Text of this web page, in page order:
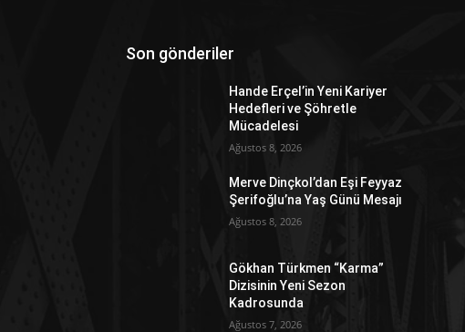
Son gönderiler
Hande Erçel’in Yeni Kariyer
Hedefleri ve Şöhretle
Mücadelesi
Ağustos 8, 2026
Merve Dinçkol’dan Eşi Feyyaz
Şerifoğlu’na Yaş Günü Mesajı
Ağustos 8, 2026
Gökhan Türkmen “Karma”
Dizisinin Yeni Sezon
Kadrosunda
Ağustos 7, 2026